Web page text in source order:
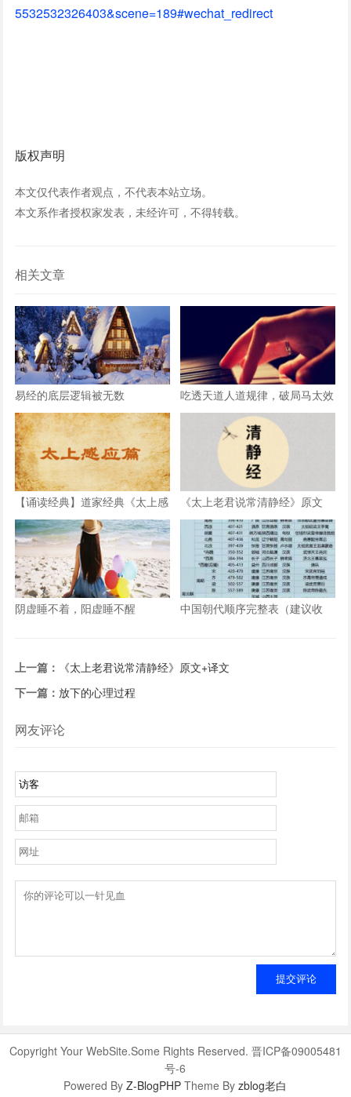
5532532326403&scene=189#wechat_redirect
版权声明
本文仅代表作者观点，不代表本站立场。
本文系作者授权家发表，未经许可，不得转载。
相关文章
易经的底层逻辑被无数
吃透天道人道规律，破局马太效
应越活越顺
【诵读经典】道家经典《太上感
应篇》拼注音诵读版（含示
范），快快收藏了~
《太上老君说常清静经》原文
+译文
阴虚睡不着，阳虚睡不醒
中国朝代顺序完整表（建议收
上一篇：
《太上老君说常清静经》原文+译文
下一篇： 放下的心理过程
网友评论
提交评论
Copyright Your WebSite.Some Rights Reserved. 晋ICP备09005481
号-6
Powered ByZ-BlogPHP Theme Byzblog老白